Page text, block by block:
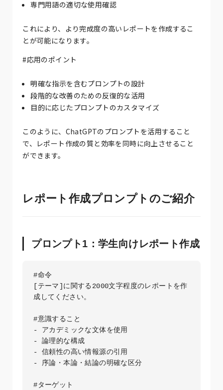
専門用語の適切な使用確認
これにより、より完成度の高いレポートを作成するこ
とが可能になります。
#応用のポイント
明確な指示を含むプロンプトの設計
段階的な改善のための反復的な活用
目的に応じたプロンプトのカスタマイズ
このように、ChatGPTのプロンプトを活用すること
で、レポート作成の質と効率を同時に向上させること
ができます。
レポート作成プロンプトのご紹介
プロンプト1：学生向けレポート作成
#命令
[テーマ]に関する2000文字程度のレポートを作
成してください。
#意識すること
- アカデミックな文体を使用
- 論理的な構成
- 信頼性の高い情報源の引用
- 序論・本論・結論の明確な区分
#ターゲット